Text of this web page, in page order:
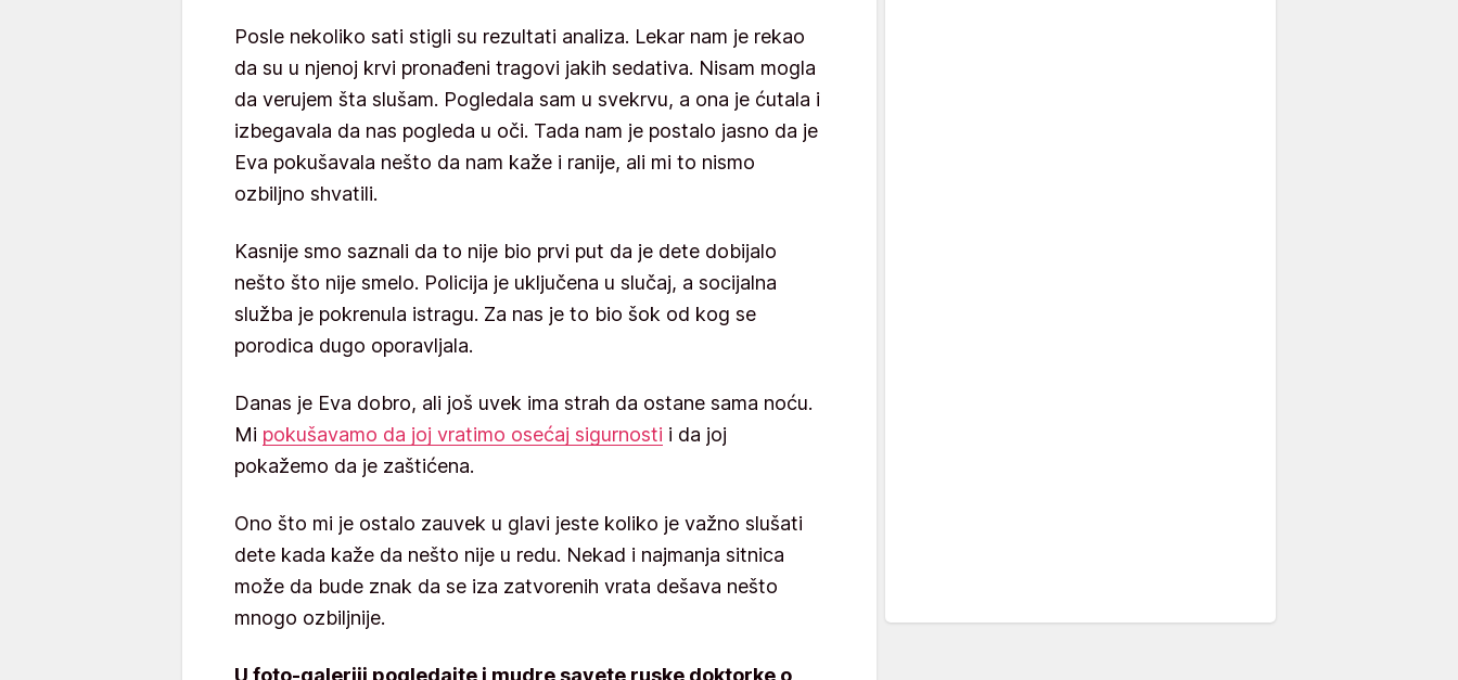
Posle nekoliko sati stigli su rezultati analiza. Lekar nam je rekao
da su u njenoj krvi pronađeni tragovi jakih sedativa. Nisam mogla
da verujem šta slušam. Pogledala sam u svekrvu, a ona je ćutala i
izbegavala da nas pogleda u oči. Tada nam je postalo jasno da je
Eva pokušavala nešto da nam kaže i ranije, ali mi to nismo
ozbiljno shvatili.
Kasnije smo saznali da to nije bio prvi put da je dete dobijalo
nešto što nije smelo. Policija je uključena u slučaj, a socijalna
služba je pokrenula istragu. Za nas je to bio šok od kog se
porodica dugo oporavljala.
Danas je Eva dobro, ali još uvek ima strah da ostane sama noću.
Mi pokušavamo da joj vratimo osećaj sigurnosti i da joj
pokažemo da je zaštićena.
Ono što mi je ostalo zauvek u glavi jeste koliko je važno slušati
dete kada kaže da nešto nije u redu. Nekad i najmanja sitnica
može da bude znak da se iza zatvorenih vrata dešava nešto
mnogo ozbiljnije.
U foto-galeriji pogledajte i mudre savete ruske doktorke o